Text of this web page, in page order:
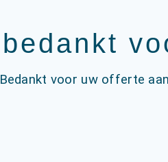
bedankt
Bedankt voor uw offerte